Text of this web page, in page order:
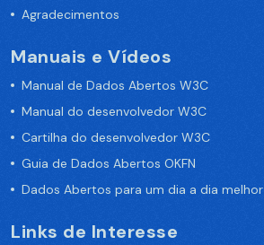
Agradecimentos
Manuais e Vídeos
Manual de Dados Abertos W3C
Manual do desenvolvedor W3C
Cartilha do desenvolvedor W3C
Guia de Dados Abertos OKFN
Dados Abertos para um dia a dia melhor
Links de Interesse